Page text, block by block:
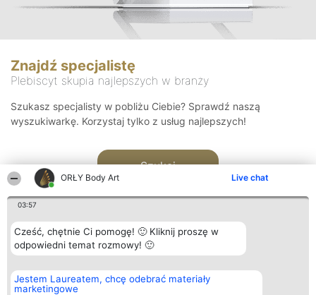
ORŁY Body Art Live chat
03:57
Cześć, chętnie Ci pomogę! 🙂 Kliknij proszę w
odpowiedni temat rozmowy! 🙂
Jestem Laureatem, chcę odebrać materiały
marketingowe
Znajdź specjalistę
Plebiscyt skupia najlepszych w branży
Szukasz specjalisty w pobliżu Ciebie? Sprawdź naszą
wyszukiwarkę. Korzystaj tylko z usług najlepszych!
Szukaj
Organizator plebiscytu
Bright Side Solutions sp. z o.
o. sp. k.
Plebiscyt
Laureaci
Kontakt
Kontakt